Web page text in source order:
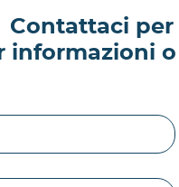
Contattaci per
informazioni